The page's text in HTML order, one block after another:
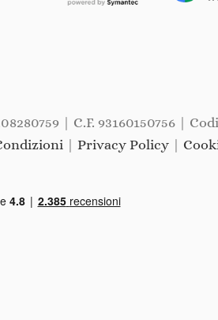
| C.F. 93160150756 |
| Privacy Policy|